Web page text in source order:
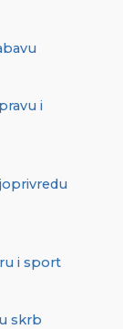
i
i sport
skrb